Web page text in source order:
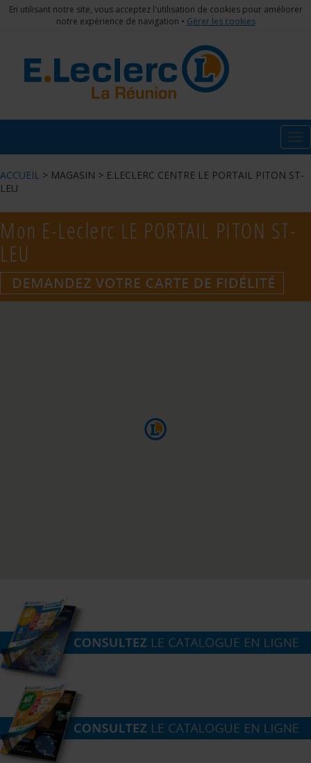
En utilisant notre site, vous acceptez l'utilisation de cookies pour améliorer
notre expérience de navigation • Gérer les cookies
ACCUEIL > MAGASIN > E.LECLERC CENTRE LE PORTAIL PITON ST-
LEU
Mon E-Leclerc LE PORTAIL PITON ST-
LEU